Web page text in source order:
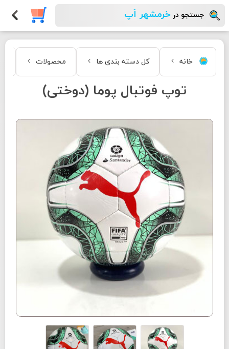
جستجو در خرمشهر اَپ
خانه کل دسته بندی ها محصولات
توپ فوتبال پوما (دوختی)